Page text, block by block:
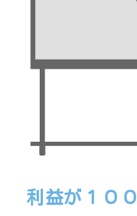
利益が１０